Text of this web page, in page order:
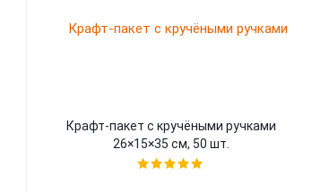
Крафт-пакет с кручёными ручками
26×15×35 см, 50 шт.